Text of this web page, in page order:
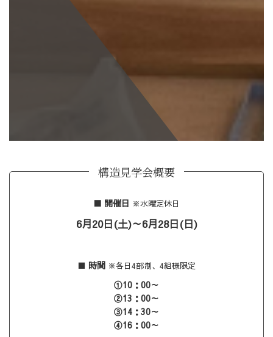
構造見学会概要
■ 開催日 ※水曜定休日
6月20日(土)～6月28日(日)
■ 時間 ※各日4部制、4組様限定
①10：00～
②13：00～
③14：30～
④16：00～